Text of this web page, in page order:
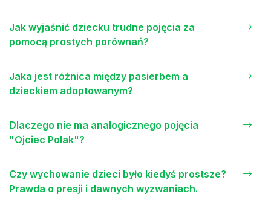
Jak wyjaśnić dziecku trudne pojęcia za
pomocą prostych porównań?
Jaka jest różnica między pasierbem a
dzieckiem adoptowanym?
Dlaczego nie ma analogicznego pojęcia
"Ojciec Polak"?
Czy wychowanie dzieci było kiedyś prostsze?
Prawda o presji i dawnych wyzwaniach.